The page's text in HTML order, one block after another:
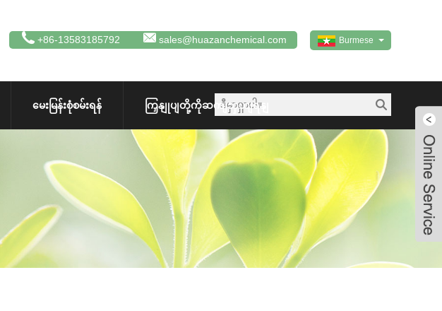
Burmese
+86-13583185792 sales@huazanchemical.com
မေးမြန်းစုံစမ်းရန် ကြှနျုပျတို့ကိုဆကျသှယျရနျ